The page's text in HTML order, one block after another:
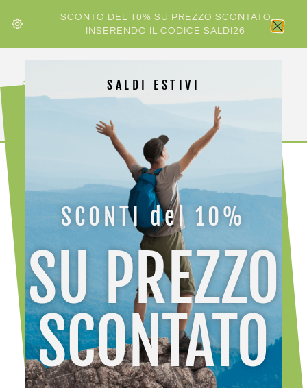
SCONTO DEL 10% SU PREZZO SCONTATO
INSERENDO IL CODICE SALDI26
HOME /UOMO / CRAZY T-SHIRT LOGO
SALDI ESTIVI
SCONTI del 10%
SU PREZZO
SCONTATO